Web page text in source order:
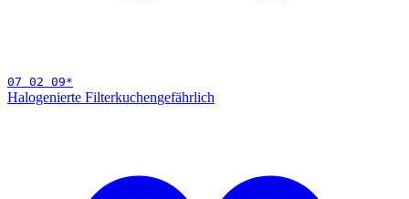
07 02 09*
Halogenierte Filterkuchengefährlich